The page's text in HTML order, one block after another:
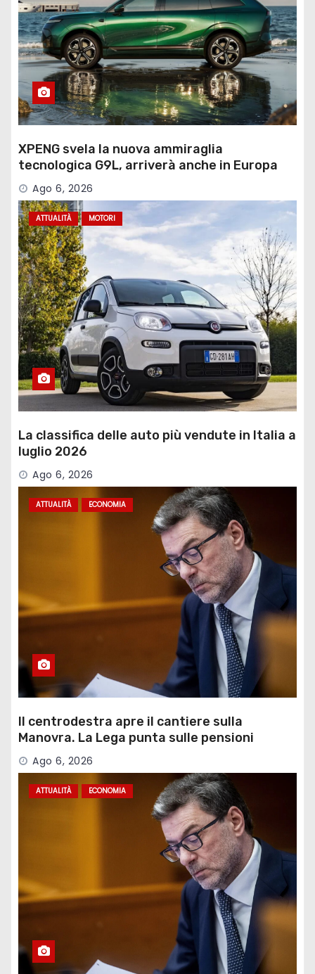
XPENG svela la nuova ammiraglia
tecnologica G9L, arriverà anche in Europa
Ago 6, 2026
ATTUALITÀ MOTORI
La classifica delle auto più vendute in Italia a
luglio 2026
Ago 6, 2026
ATTUALITÀ ECONOMIA
Il centrodestra apre il cantiere sulla
Manovra. La Lega punta sulle pensioni
Ago 6, 2026
ATTUALITÀ ECONOMIA